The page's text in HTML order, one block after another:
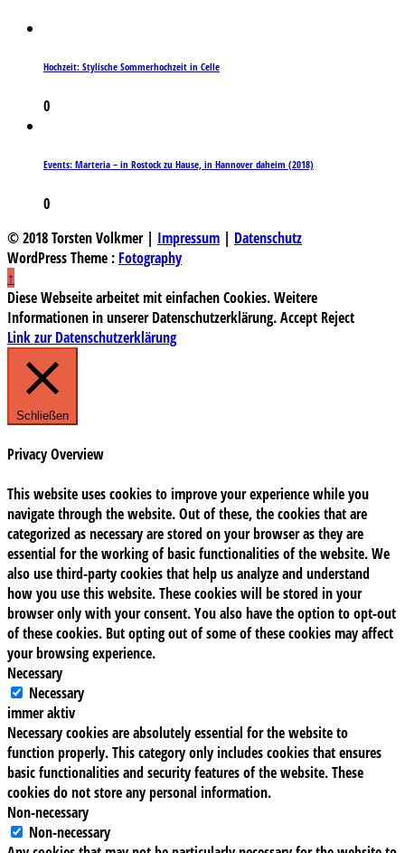
Hochzeit: Stylische Sommerhochzeit in Celle
0
Events: Marteria – in Rostock zu Hause, in Hannover daheim (2018)
0
© 2018 Torsten Volkmer | Impressum | Datenschutz
WordPress Theme : Fotography
↑
Diese Webseite arbeitet mit einfachen Cookies. Weitere
Informationen in unserer Datenschutzerklärung.Accept Reject
Link zur Datenschutzerklärung
Schließen
Privacy Overview
This website uses cookies to improve your experience while you
navigate through the website. Out of these, the cookies that are
categorized as necessary are stored on your browser as they are
essential for the working of basic functionalities of the website. We
also use third-party cookies that help us analyze and understand
how you use this website. These cookies will be stored in your
browser only with your consent. You also have the option to opt-out
of these cookies. But opting out of some of these cookies may affect
your browsing experience.
Necessary
Necessary
immer aktiv
Necessary cookies are absolutely essential for the website to
function properly. This category only includes cookies that ensures
basic functionalities and security features of the website. These
cookies do not store any personal information.
Non-necessary
Non-necessary